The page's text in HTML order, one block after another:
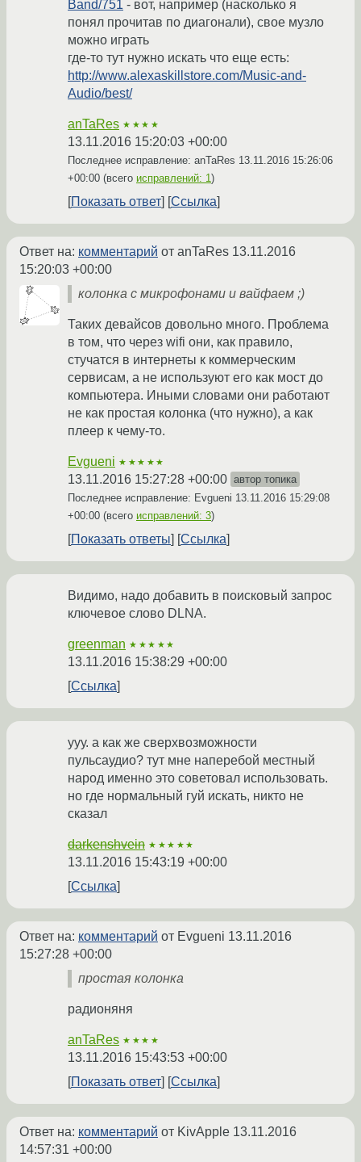
Band/751 - вот, например (насколько я
понял прочитав по диагонали), свое музло
можно играть
где-то тут нужно искать что еще есть:
http://www.alexaskillstore.com/Music-and-
Audio/best/
anTaRes ★★★★
13.11.2016 15:20:03 +00:00
Последнее исправление: anTaRes 13.11.2016 15:26:06
+00:00 (всего исправлений: 1)
Показать ответ Ссылка
Ответ на: комментарий от anTaRes 13.11.2016
15:20:03 +00:00
колонка с микрофонами и вайфаем ;)
Таких девайсов довольно много. Проблема
в том, что через wifi они, как правило,
стучатся в интернеты к коммерческим
сервисам, а не используют его как мост до
компьютера. Иными словами они работают
не как простая колонка (что нужно), а как
плеер к чему-то.
Evgueni ★★★★★
13.11.2016 15:27:28 +00:00 автор топика
Последнее исправление: Evgueni 13.11.2016 15:29:08
+00:00 (всего исправлений: 3)
Показать ответы Ссылка
Видимо, надо добавить в поисковый запрос
ключевое слово DLNA.
greenman ★★★★★
13.11.2016 15:38:29 +00:00
Ссылка
ууу. а как же сверхвозможности
пульсаудио? тут мне наперебой местный
народ именно это советовал использовать.
но где нормальный гуй искать, никто не
сказал
darkenshvein ★★★★★
13.11.2016 15:43:19 +00:00
Ссылка
Ответ на: комментарий от Evgueni 13.11.2016
15:27:28 +00:00
простая колонка
радионяня
anTaRes ★★★★
13.11.2016 15:43:53 +00:00
Показать ответ
Ссылка
Ответ на: комментарий от KivApple 13.11.2016
14:57:31 +00:00